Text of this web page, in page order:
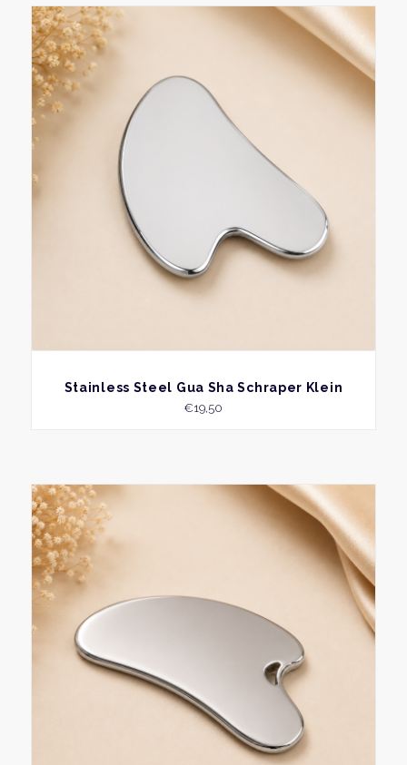
BEKIJK
Stainless Steel Gua Sha Schraper Klein
€19,50